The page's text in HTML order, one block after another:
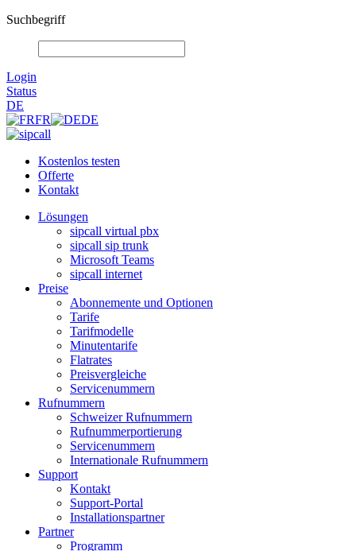
Suchbegriff
Login
Status
DE
FR
DE
Kostenlos testen
Offerte
Kontakt
Lösungen
sipcall virtual pbx
sipcall sip trunk
Microsoft Teams
sipcall internet
Preise
Abonnemente und Optionen
Tarife
Tarifmodelle
Minutentarife
Flatrates
Preisvergleiche
Servicenummern
Rufnummern
Schweizer Rufnummern
Rufnummerportierung
Servicenummern
Internationale Rufnummern
Support
Kontakt
Support-Portal
Installationspartner
Partner
Programm